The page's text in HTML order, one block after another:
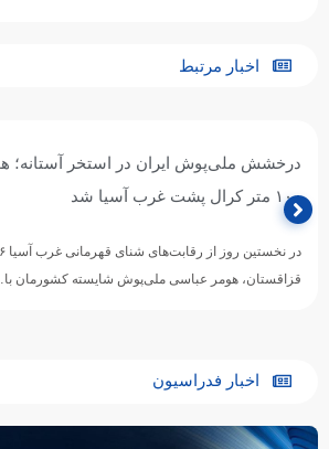
اخبار مرتبط
درخشش ملی‌پوش ایران در استخر آستانه؛
۱۰۰ متر کرال پشت غرب آسیا شد
قزاقستان، هومر عباسی ملی‌پوش شایسته کشورمان
اخبار فدراسیون